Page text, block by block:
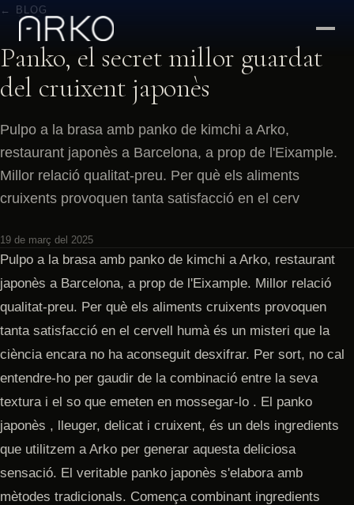
← BLOG
Panko, el secret millor guardat
del cruixent japonès
Pulpo a la brasa amb panko de kimchi a Arko,
restaurant japonès a Barcelona, a prop de l'Eixample.
Millor relació qualitat-preu. Per què els aliments
cruixents provoquen tanta satisfacció en el cerv
19 de març del 2025
Pulpo a la brasa amb panko de kimchi a Arko, restaurant
japonès a Barcelona, a prop de l'Eixample. Millor relació
qualitat-preu. Per què els aliments cruixents provoquen
tanta satisfacció en el cervell humà és un misteri que la
ciència encara no ha aconseguit desxifrar. Per sort, no cal
entendre-ho per gaudir de la combinació entre la seva
textura i el so que emeten en mossegar-lo . El panko
japonès , lleuger, delicat i cruixent, és un dels ingredients
que utilitzem a Arko per generar aquesta deliciosa
sensació. El veritable panko japonès s'elabora amb
mètodes tradicionals. Comença combinant ingredients